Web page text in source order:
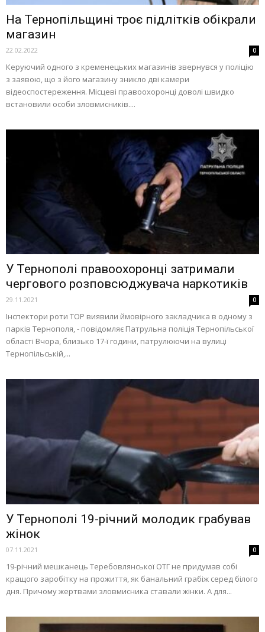
На Тернопільщині троє підлітків обікрали
магазин
22.02.2022 0
Керуючий одного з кременецьких магазинів звернувся у поліцію
з заявою, що з його магазину зникло дві камери
відеоспостереження. Місцеві правоохоронці доволі швидко
встановили особи зловмисників....
У Тернополі правоохоронці затримали
чергового розповсюджувача наркотиків
29.11.2021 0
Інспектори роти ТОР виявили ймовірного закладчика в одному з
парків Тернополя, - повідомляє Патрульна поліція Тернопільської
області Вчора, близько 17-ї години, патрулюючи на вулиці
Тернопільській,...
У Тернополі 19-річний молодик грабував
жінок
07.11.2021 0
19-річний мешканець Теребовлянської ОТГ не придумав собі
кращого заробітку на прожиття, як банальний грабіж серед білого
дня. Причому жертвами зловмисника ставали жінки. А для...